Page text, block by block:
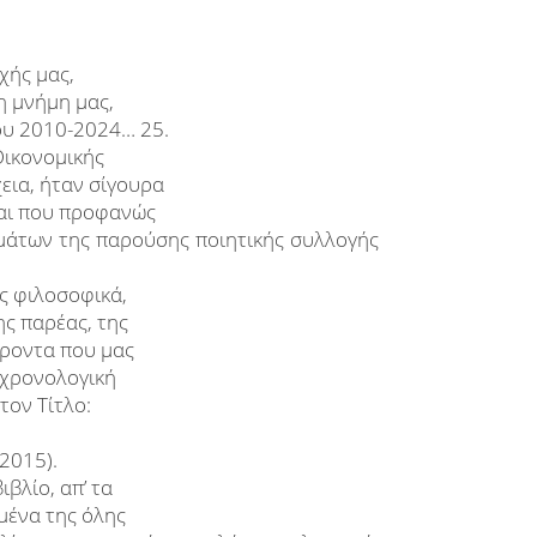
μας,
μνήμη μας,
2010-2024… 25.
ήταν σίγουρα
που προφανώς
της παρούσης ποιητικής συλλογής
φιλοσοφικά,
παρέας, της
που μας
Τίτλο:
απ’ τα
της όλης